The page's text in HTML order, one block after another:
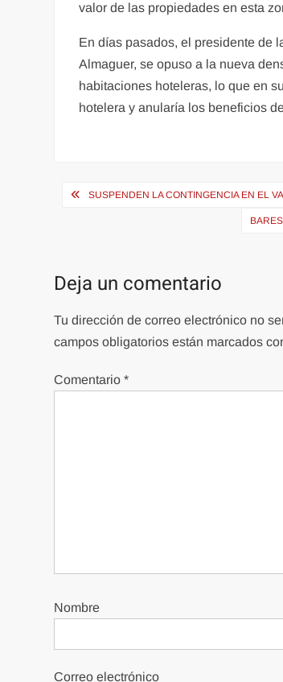
valor de las propiedades en esta
En días pasados, el presidente de
Almaguer, se opuso a la nueva
habitaciones hoteleras, lo que en
hotelera y anularía los beneficios
Navegación
SUSPENDEN LA CONTINGENCIA EN EL
Deja un comentario
Tu dirección de correo electrónico no
campos obligatorios están marcados
Comentario*
Nombre
Correo electrónico